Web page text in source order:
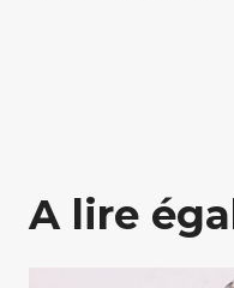
A lire